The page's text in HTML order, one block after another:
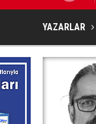
YAZARLAR